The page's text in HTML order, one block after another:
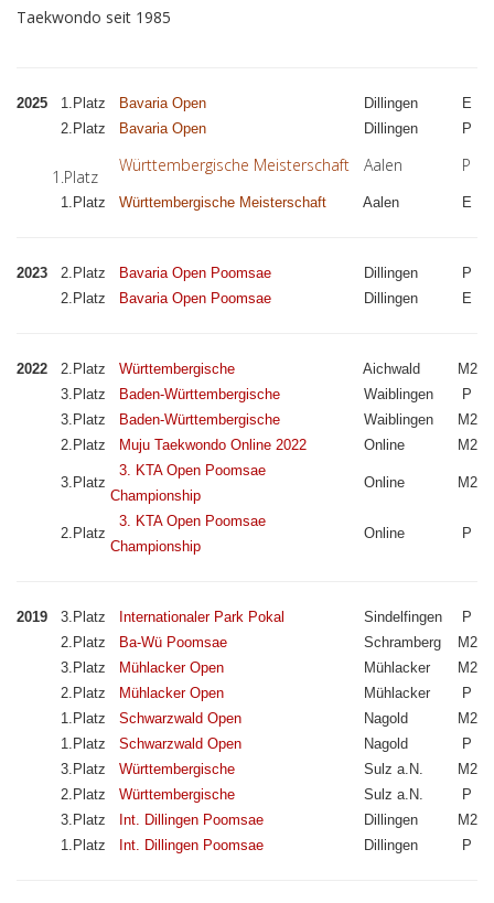
Taekwondo seit 1985
2025 1.Platz Bavaria Open Dillingen
E
2.Platz
Bavaria Open Dillingen P
1.Platz
Württembergische Meisterschaft Aalen P
1.Platz Württembergische Meisterschaft Aalen E
2023 2.Platz Bavaria Open Poomsae Dillingen
P
2.Platz
Bavaria Open Poomsae Dillingen E
2022 2.Platz Württembergische Aichwald
M2
3.Platz
Baden-Württembergische Waiblingen
P
3.Platz
Baden-Württembergische Waiblingen
M2
2.Platz
Muju Taekwondo Online 2022 Online M2
3.Platz
3. KTA Open Poomsae
Championship
Online M2
2.Platz
3. KTA Open Poomsae
Championship
Online P
2019 3.Platz Internationaler Park Pokal Sindelfingen
P
2.Platz
Ba-Wü Poomsae Schramberg
M2
3.Platz
Mühlacker Open Mühlacker
M2
2.Platz
Mühlacker Open Mühlacker
P
1.Platz
Schwarzwald Open Nagold
M2
1.Platz
Schwarzwald Open Nagold
P
3.Platz
Württembergische Sulz a.N.
M2
2.Platz
Württembergische Sulz a.N.
P
3.Platz
Int. Dillingen Poomsae Dillingen
M2
1.Platz
Int. Dillingen Poomsae Dillingen P